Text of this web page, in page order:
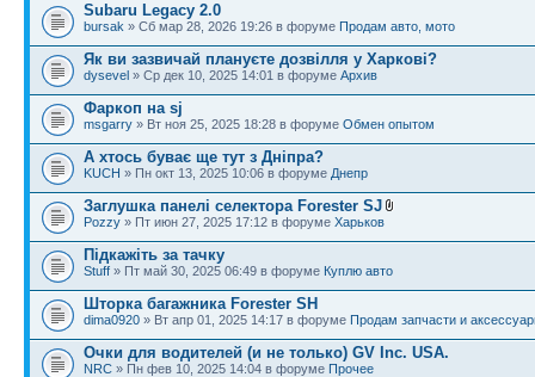
Subaru Legacy 2.0
bursak » Сб мар 28, 2026 19:26 в форуме Продам авто, мото
Як ви зазвичай плануєте дозвілля у Харкові?
dysevel » Ср дек 10, 2025 14:01 в форуме Архив
Фаркоп на sj
msgarry » Вт ноя 25, 2025 18:28 в форуме Обмен опытом
А хтось буває ще тут з Дніпра?
KUCH » Пн окт 13, 2025 10:06 в форуме Днепр
Заглушка панелі селектора Forester SJ
Pozzy » Пт июн 27, 2025 17:12 в форуме Харьков
Підкажіть за тачку
Stuff » Пт май 30, 2025 06:49 в форуме Куплю авто
Шторка багажника Forester SH
dima0920 » Вт апр 01, 2025 14:17 в форуме Продам запчасти и
Очки для водителей (и не только) GV Inc. USA.
NRC » Пн фев 10, 2025 14:04 в форуме Прочее